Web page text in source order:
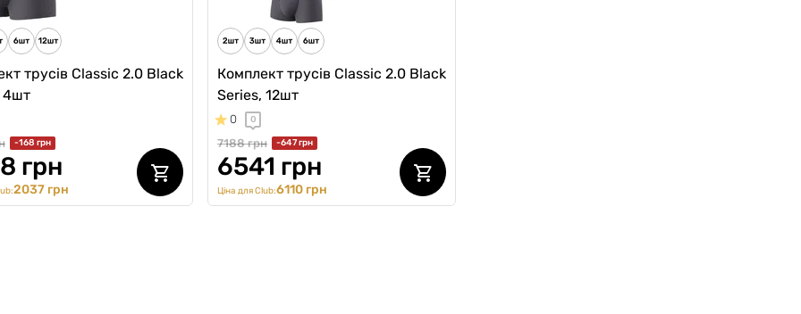
трусів Classic 2.0 Black
4шт
-168 грн
грн
2037 грн
Комплект трусів Classic 2.0 Black
Series, 12шт
0 0
7188 грн -647 грн
6541 грн
Ціна для Club:6110 грн